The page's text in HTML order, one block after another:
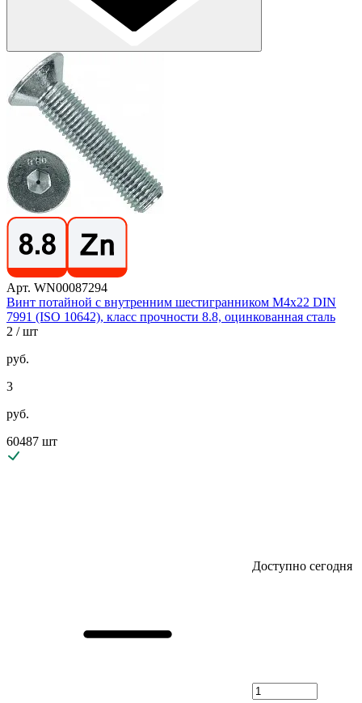
Арт. WN00087294
Винт потайной с внутренним шестигранником М4х22 DIN
7991 (ISO 10642), класс прочности 8.8, оцинкованная сталь
2 / шт
руб.
3
руб.
60487 шт
Доступно сегодня